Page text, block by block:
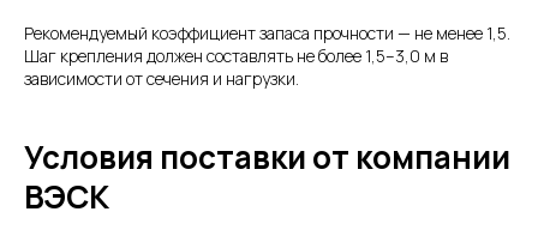
Рекомендуемый коэффициент запаса прочности — не менее 1,5.
Шаг крепления должен составлять не более 1,5–3,0 м в
зависимости от сечения и нагрузки.
Условия поставки от компании
ВЭСК